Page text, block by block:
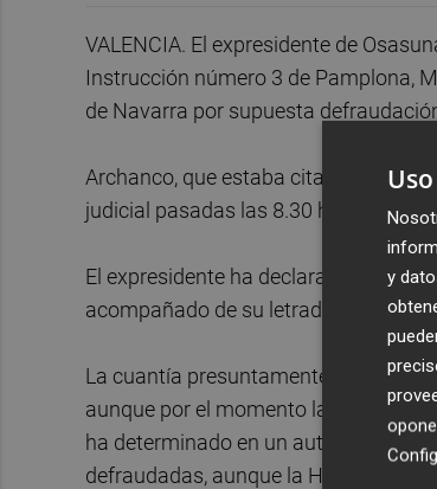
VALENCIA. El expresidente de
Instrucción número 3 de Pamplona,
de Navarra por supuesta
Archanco, que estaba citado para
judicial pasadas las 8.30 horas.
El expresidente ha declarado
acompañado de su letrada,
Chelo
La cuantía presuntamente
aunque por el momento la
ha determinado en un auto que los
defraudadas, aunque la Hacienda
y